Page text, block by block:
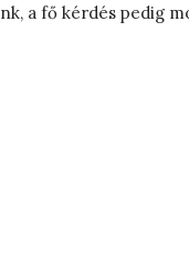
a fő kérdés pedig